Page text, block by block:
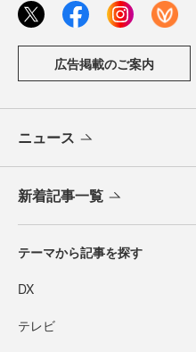
広告掲載のご案内
ニュース
新着記事一覧
テーマから記事を探す
DX
テレビ